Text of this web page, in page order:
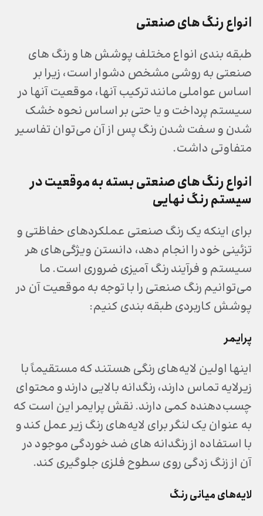
انواع رنگ های صنعتی
طبقه بندی انواع مختلف پوشش ها و رنگ های
صنعتی به روشی مشخص دشوار است، زیرا بر
اساس عواملی مانند ترکیب آنها، موقعیت آنها در
سیستم پرداخت و یا حتی بر اساس نحوه خشک
شدن و سفت شدن رنگ پس از آن می‌توان تفاسیر
متفاوتی داشت.
انواع رنگ های صنعتیبسته به موقعیت در
سیستم رنگ نهایی
برای اینکه یک رنگ صنعتی عملکردهای حفاظتی و
تزئینی خود را انجام دهد، دانستن ویژگی‌های هر
سیستم و فرآیند رنگ آمیزی ضروری است. ما
می‌توانیم رنگ صنعتی را با توجه به موقعیت آن در
پوشش کاربردی طبقه بندی کنیم:
پرایمر
اینها اولین لایه‌های رنگی هستند که مستقیماً با
زیرلایه تماس دارند، رنگدانه بالایی دارند و محتوای
چسب‌دهنده کمی دارند. نقش پرایمر این است که
به عنوان یک لنگر برای لایه‌های رنگ زیر عمل کند و
با استفاده از رنگدانه های ضد خوردگی موجود در
آن از زنگ زدگی روی سطوح فلزی جلوگیری کند.
لایه‌های میانی رنگ